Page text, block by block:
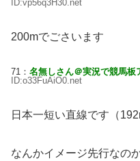
ID:vp56q3H30.net
200mでごさいます
71： 名無しさん＠実況で競馬板
ID:o33FuAiO0.net
日本一短い直線です（
なんかイメージ先行なの